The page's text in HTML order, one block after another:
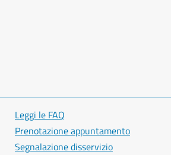
Leggi le FAQ
Prenotazione appuntamento
Segnalazione disservizio